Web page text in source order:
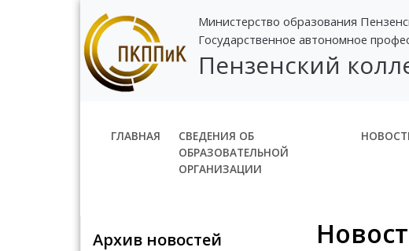
Министерство образования
Государственное автономное
Пензенский
ГЛАВНАЯ
СВЕДЕНИЯ ОБ
ОБРАЗОВАТЕЛЬНОЙ
ОРГАНИЗАЦИИ
Архив новостей